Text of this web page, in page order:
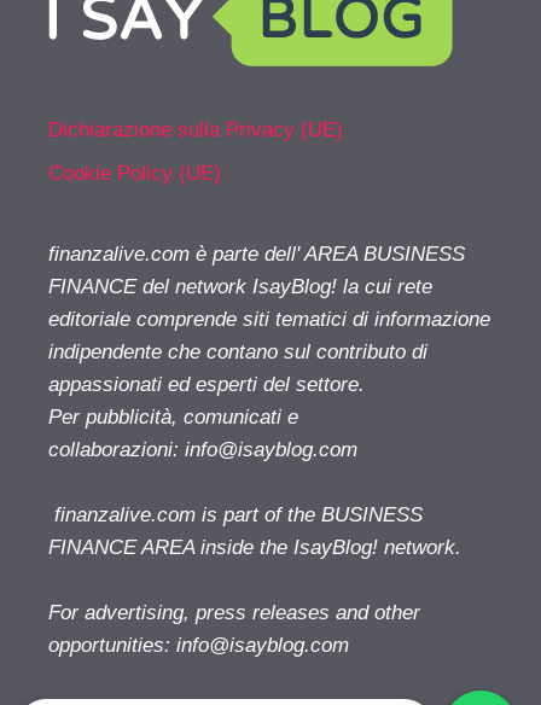
Dichiarazione sulla Privacy (UE)
Cookie Policy (UE)
finanzalive.com è parte dell' AREA BUSINESS
FINANCE del network IsayBlog! la cui rete
editoriale comprende siti tematici di informazione
indipendente che contano sul contributo di
appassionati ed esperti del settore.
Per pubblicità, comunicati e
collaborazioni: info@isayblog.com
finanzalive.com is part of the BUSINESS
FINANCE AREA inside the IsayBlog! network.
For advertising, press releases and other
opportunities: info@isayblog.com